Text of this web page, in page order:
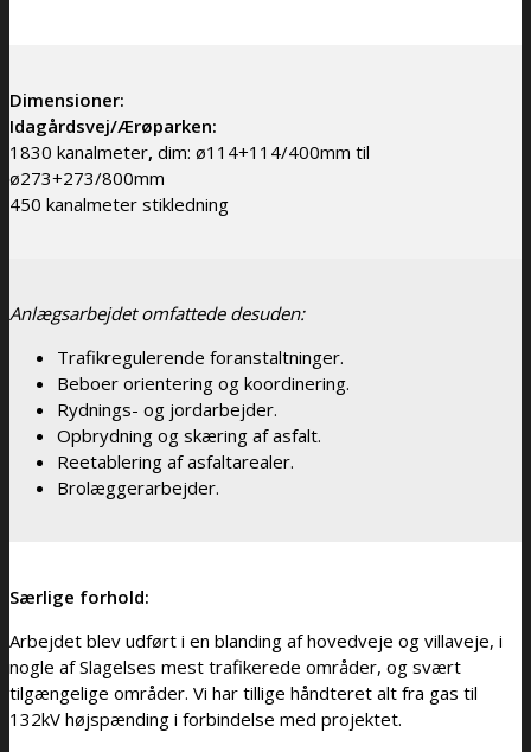
Dimensioner:
Idagårdsvej/Ærøparken:
1830 kanalmeter, dim: ø114+114/400mm til
ø273+273/800mm
450 kanalmeter stikledning
Anlægsarbejdet omfattede desuden:
Trafikregulerende foranstaltninger.
Beboer orientering og koordinering.
Rydnings- og jordarbejder.
Opbrydning og skæring af asfalt.
Reetablering af asfaltarealer.
Brolæggerarbejder.
Særlige forhold:
Arbejdet blev udført i en blanding af hovedveje og villaveje, i
nogle af Slagelses mest trafikerede områder, og svært
tilgængelige områder. Vi har tillige håndteret alt fra gas til
132kV højspænding i forbindelse med projektet.